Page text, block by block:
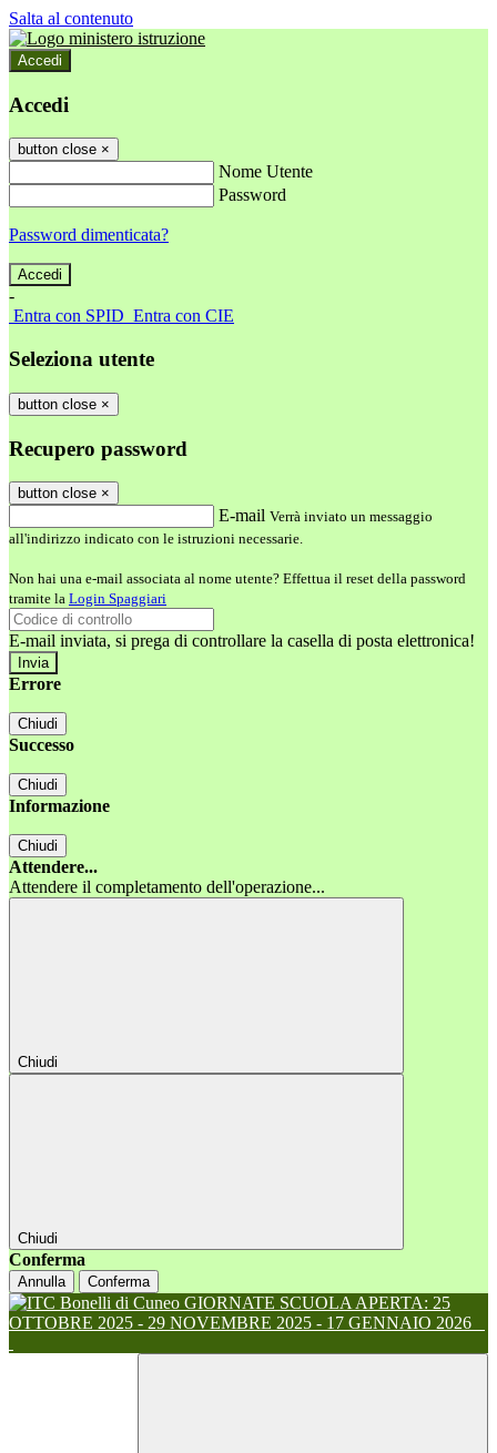
Salta al contenuto
Accedi
Accedi
button close ×
Nome Utente
Password
Password dimenticata?
-
Entra con SPID Entra con CIE
Seleziona utente
button close ×
Recupero password
button close ×
E-mail Verrà inviato un messaggio
all'indirizzo indicato con le istruzioni necessarie.
Non hai una e-mail associata al nome utente? Effettua il reset della password
tramite la Login Spaggiari
E-mail inviata, si prega di controllare la casella di posta elettronica!
Errore
Chiudi
Successo
Chiudi
Informazione
Chiudi
Attendere...
Attendere il completamento dell'operazione...
Chiudi
Chiudi
Conferma
Annulla Conferma
GIORNATE SCUOLA APERTA: 25
OTTOBRE 2025 - 29 NOVEMBRE 2025 - 17 GENNAIO 2026